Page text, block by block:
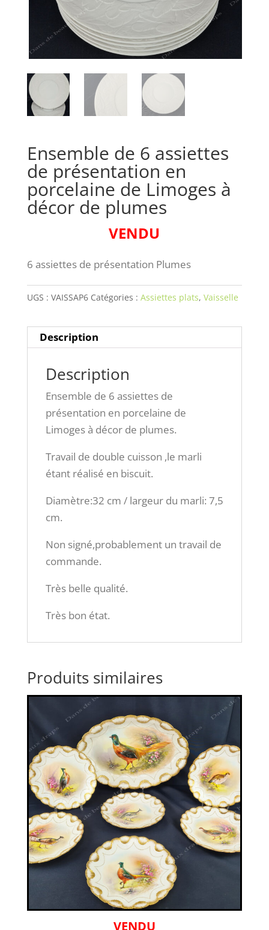
Ensemble de 6 assiettes
de présentation en
porcelaine de Limoges à
décor de plumes
VENDU
6 assiettes de présentation Plumes
UGS : VAISSAP6 Catégories : Assiettes plats, Vaisselle
Description
Description
Ensemble de 6 assiettes de
présentation en porcelaine de
Limoges à décor de plumes.
Travail de double cuisson ,le marli
étant réalisé en biscuit.
Diamètre:32 cm / largeur du marli: 7,5
cm.
Non signé,probablement un travail de
commande.
Très belle qualité.
Très bon état.
Produits similaires
VENDU